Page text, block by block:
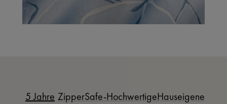
5 Jahre ZipperSafe-HochwertigeHauseigenes